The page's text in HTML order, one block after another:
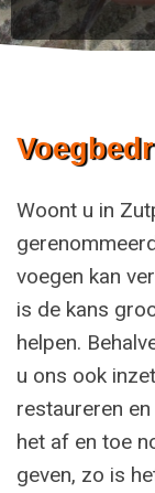
Woont u in
voegen kan
is de kans
helpen.
u ons ook
restaureren
het af en toe
geven, zo is